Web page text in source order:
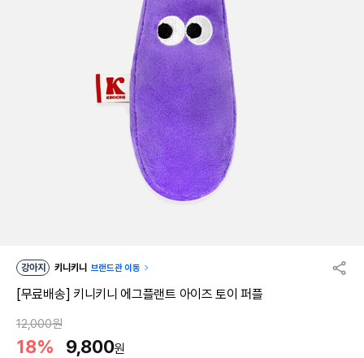
강아지 키니키니 브랜드관 이동
[무료배송] 키니키니 에그플랜트 아이즈 토이 퍼플
12,000원
18% 9,800원